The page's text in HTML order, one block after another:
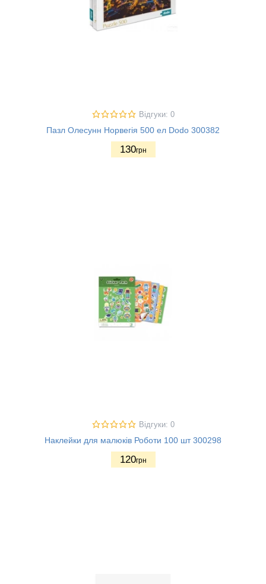
Відгуки: 0
Пазл Олесунн Норвегія 500 ел Dodo 300382
130грн
Відгуки: 0
Наклейки для малюків Роботи 100 шт 300298
120грн